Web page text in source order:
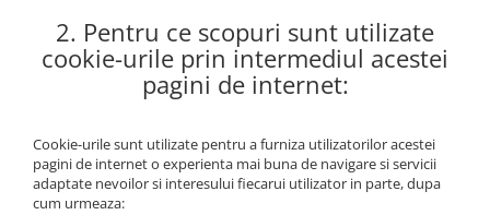
Pastel Party
Petrecere Mexicana
Petrecere Tropicala
Summer Party
2. Pentru ce scopuri sunt utilizate
cookie-urile prin intermediul acestei
pagini de internet:
Cookie-urile sunt utilizate pentru a furniza utilizatorilor acestei
pagini de internet o experienta mai buna de navigare si servicii
adaptate nevoilor si interesului fiecarui utilizator in parte, dupa
cum urmeaza: